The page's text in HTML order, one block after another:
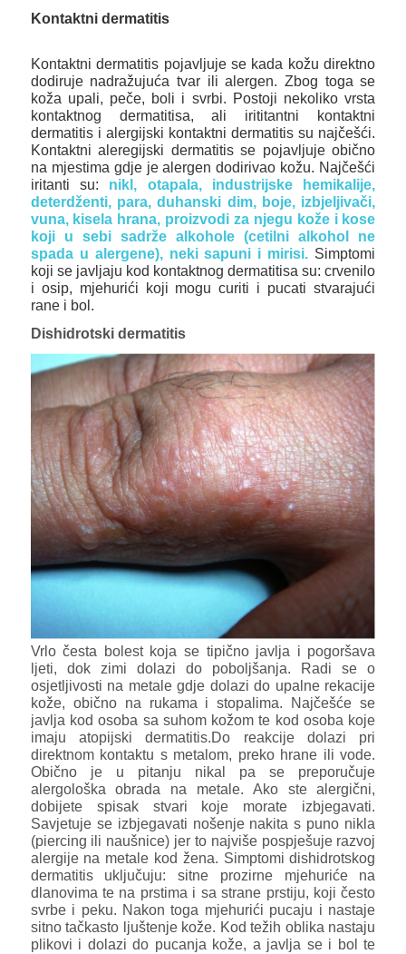
Kontaktni dermatitis
Kontaktni dermatitis pojavljuje se kada kožu direktno
dodiruje nadražujuća tvar ili alergen. Zbog toga se
koža upali, peče, boli i svrbi. Postoji nekoliko vrsta
kontaktnog dermatitisa, ali irititantni kontaktni
dermatitis i alergijski kontaktni dermatitis su najčešći.
Kontaktni aleregijski dermatitis se pojavljuje obično
na mjestima gdje je alergen dodirivao kožu. Najčešći
iritanti su: nikl, otapala, industrijske hemikalije,
deterdženti, para, duhanski dim, boje, izbjeljivači,
vuna, kisela hrana, proizvodi za njegu kože i kose
koji u sebi sadrže alkohole (cetilni alkohol ne
spada u alergene), neki sapuni i mirisi. Simptomi
koji se javljaju kod kontaktnog dermatitisa su: crvenilo
i osip, mjehurići koji mogu curiti i pucati stvarajući
rane i bol.
Dishidrotski dermatitis
Vrlo česta bolest koja se tipično javlja i pogoršava
ljeti, dok zimi dolazi do poboljšanja. Radi se o
osjetljivosti na metale gdje dolazi do upalne rekacije
kože, obično na rukama i stopalima. Najčešće se
javlja kod osoba sa suhom kožom te kod osoba koje
imaju atopijski dermatitis.Do reakcije dolazi pri
direktnom kontaktu s metalom, preko hrane ili vode.
Obično je u pitanju nikal pa se preporučuje
alergološka obrada na metale. Ako ste alergični,
dobijete spisak stvari koje morate izbjegavati.
Savjetuje se izbjegavati nošenje nakita s puno nikla
(piercing ili naušnice) jer to najviše pospješuje razvoj
alergije na metale kod žena. Simptomi dishidrotskog
dermatitis uključuju: sitne prozirne mjehuriće na
dlanovima te na prstima i sa strane prstiju, koji često
svrbe i peku. Nakon toga mjehurići pucaju i nastaje
sitno tačkasto ljuštenje kože. Kod težih oblika nastaju
plikovi i dolazi do pucanja kože, a javlja se i bol te